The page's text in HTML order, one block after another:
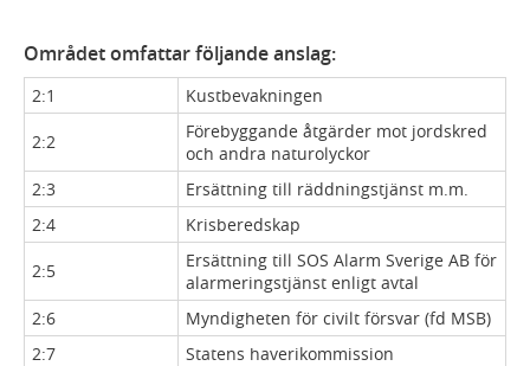
Området omfattar följande anslag:
2:1 Kustbevakningen
2:2
Förebyggande åtgärder mot jordskred
och andra naturolyckor
2:3
Ersättning till räddningstjänst m.m.
2:4
Krisberedskap
2:5
Ersättning till SOS Alarm Sverige AB för
alarme­rings­tjänst enligt avtal
2:6
Myndigheten för civilt försvar (fd MSB)
2:7
Statens haverikommission